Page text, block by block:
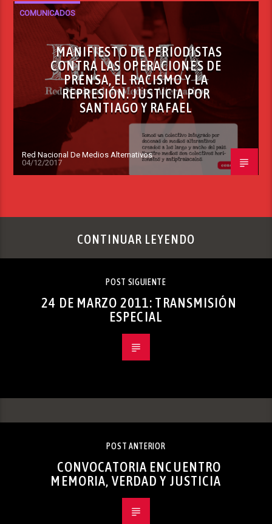
COMUNICADOS
MANIFIESTO DE PERIODISTAS
CONTRA LAS OPERACIONES DE
PRENSA, EL RACISMO Y LA
REPRESIÓN. JUSTICIA POR
SANTIAGO Y RAFAEL
Red Nacional De Medios Alternativos
04/12/2017
CONTINUAR LEYENDO
POST SIGUIENTE
24 DE MARZO 2011: TRANSMISIÓN
ESPECIAL
POST ANTERIOR
CONVOCATORIA ENCUENTRO
MEMORIA, VERDAD Y JUSTICIA